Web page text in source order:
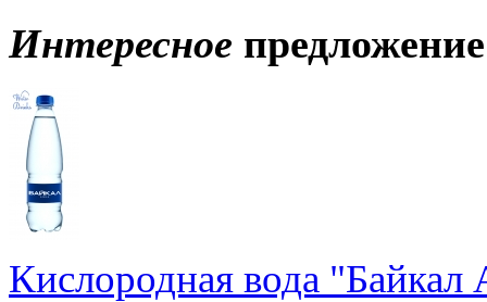
Интересное предложение
Кислородная вода "Байкал